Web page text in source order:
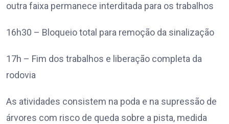
outra faixa permanece interditada para os trabalhos
16h30 – Bloqueio total para remoção da sinalização
17h – Fim dos trabalhos e liberação completa da
rodovia
As atividades consistem na poda e na supressão de
árvores com risco de queda sobre a pista, medida